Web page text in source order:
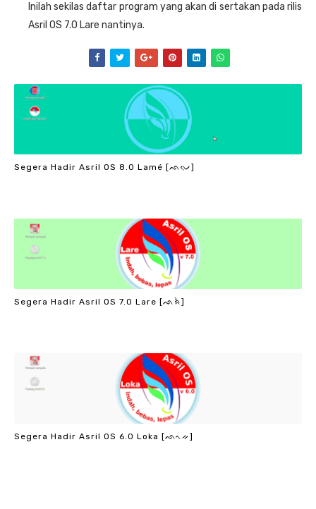
Inilah sekilas daftar program yang akan di sertakan pada rilis
Asril OS 7.0 Lare nantinya.
Segera Hadir Asril OS 8.0 Lamé [ᨒᨆᨙ]
Segera Hadir Asril OS 7.0 Lare [ᨒᨑᨛ]
Segera Hadir Asril OS 6.0 Loka [ᨒᨚᨀ]